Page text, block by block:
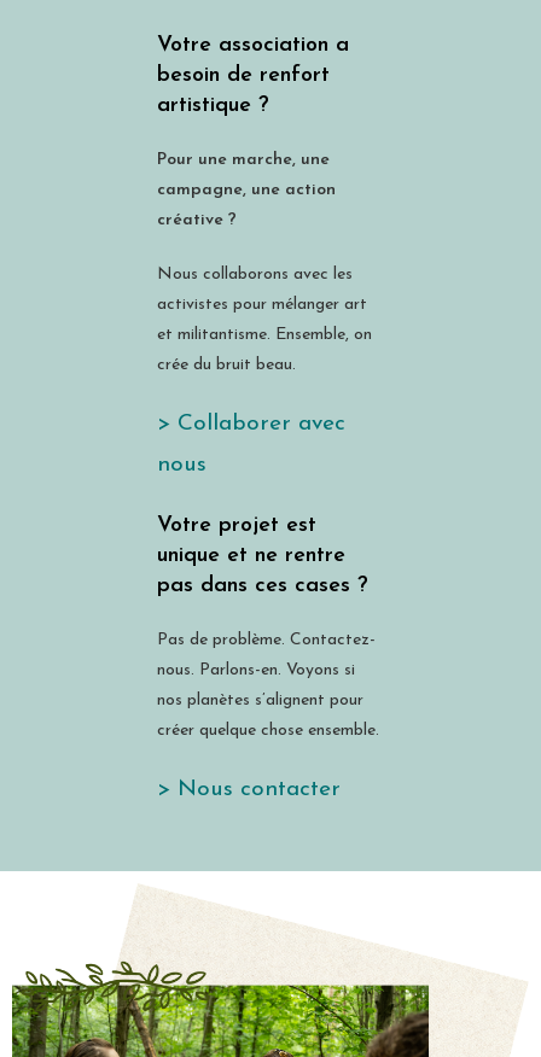
Votre association a
besoin de renfort
artistique ?
Pour une marche, une
campagne, une action
créative ?
Nous collaborons avec les
activistes pour mélanger art
et militantisme. Ensemble, on
crée du bruit beau.
> Collaborer avec
nous
Votre projet est
unique et ne rentre
pas dans ces cases ?
Pas de problème. Contactez-
nous. Parlons-en. Voyons si
nos planètes s’alignent pour
créer quelque chose ensemble.
> Nous contacter